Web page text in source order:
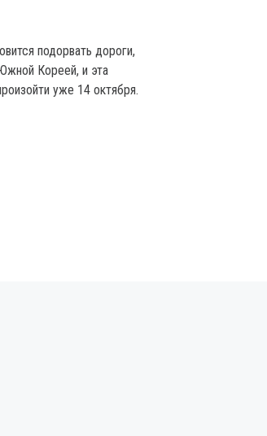
подорвать дороги,
Кореей, и эта
уже 14 октября.